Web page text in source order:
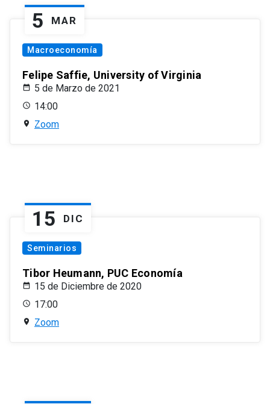
5 MAR
Macroeconomía
Felipe Saffie, University of Virginia
5 de Marzo de 2021
14:00
Zoom
15 DIC
Seminarios
Tibor Heumann, PUC Economía
15 de Diciembre de 2020
17:00
Zoom